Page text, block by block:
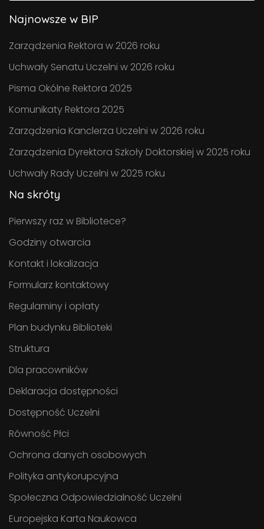
Najnowsze w BIP
Zarządzenia Rektora w 2026 roku
Uchwały Senatu Uczelni w 2026 roku
Pisma Okólne Rektora 2025
Komunikaty Rektora 2025
Zarządzenia Kanclerza Uczelni w 2026 roku
Zarządzenia Dyrektora Szkoły Doktorskiej w 2025 roku
Uchwały Rady Uczelni w 2025 roku
Na skróty
Pierwszy raz w Bibliotece?
Godziny otwarcia
Kontakt i lokalizacja
Formularz kontaktowy
Regulaminy i opłaty
Plan budynku Biblioteki
Struktura
Dla pracowników
Deklaracja dostępności
Dostępność Uczelni
Równość Płci
Ochrona danych osobowych
Polityka antykorupcyjna
Społeczna Odpowiedzialność Uczelni
Europejska Karta Naukowca